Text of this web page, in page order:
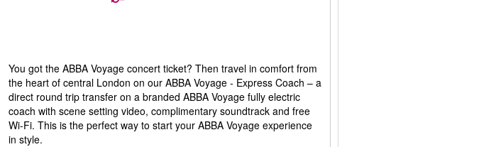
You got the ABBA Voyage concert ticket? Then travel in comfort from
the heart of central London on our ABBA Voyage - Express Coach – a
direct round trip transfer on a branded ABBA Voyage fully electric
coach with scene setting video, complimentary soundtrack and free
Wi-Fi. This is the perfect way to start your ABBA Voyage experience
in style.